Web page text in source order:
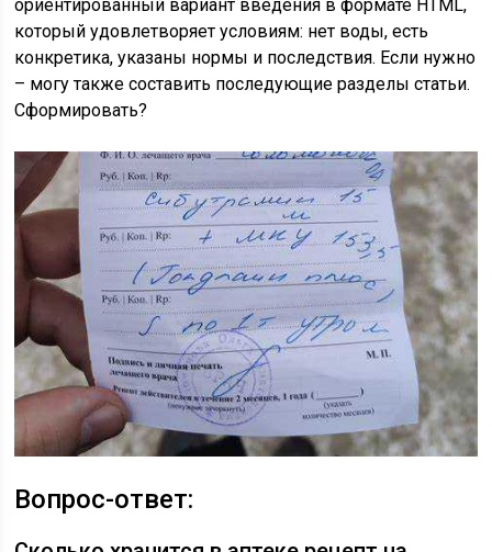
ориентированный вариант введения в формате HTML,
который удовлетворяет условиям: нет воды, есть
конкретика, указаны нормы и последствия. Если нужно
– могу также составить последующие разделы статьи.
Сформировать?
Вопрос-ответ: